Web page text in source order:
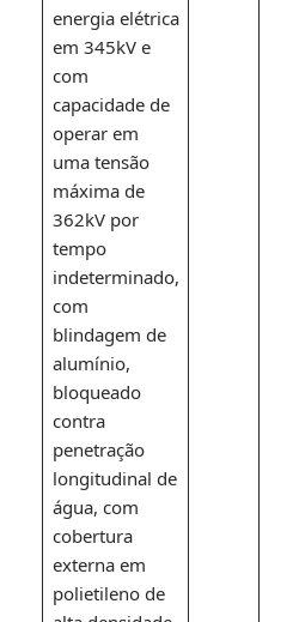
energia elétrica
em 345kV e
com
capacidade de
operar em
uma tensão
máxima de
362kV por
tempo
indeterminado,
com
blindagem de
alumínio,
bloqueado
contra
penetração
longitudinal de
água, com
cobertura
externa em
polietileno de